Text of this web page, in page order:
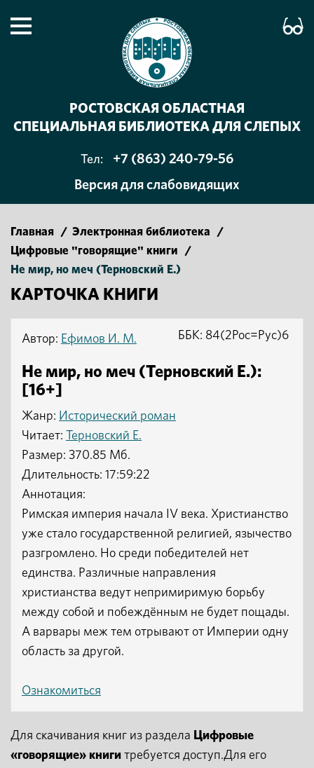
РОСТОВСКАЯ ОБЛАСТНАЯ
СПЕЦИАЛЬНАЯ БИБЛИОТЕКА ДЛЯ СЛЕПЫХ
Тел:
+7 (863) 240-79-56
Версия для слабовидящих
Главная / Электронная библиотека
/
Цифровые "говорящие" книги
/
Не мир, но меч (Терновский Е.)
КАРТОЧКА КНИГИ
Автор: Ефимов И. М.
Не мир, но меч (Терновский Е.):
[16+]
Жанр: Исторический роман
Читает: Терновский Е.
ББК: 84(2Рос=Рус)6
Размер: 370.85 Мб.
Длительность: 17:59:22
Аннотация:
Римская империя начала IV века. Христианство
уже стало государственной религией, язычество
разгромлено. Но среди победителей нет
единства. Различные направления
христианства ведут непримиримую борьбу
между собой и побеждённым не будет пощады.
А варвары меж тем отрывают от Империи одну
область за другой.
Ознакомиться
Для скачивания книг из раздела Цифровые
«говорящие» книги требуется доступ.Для его